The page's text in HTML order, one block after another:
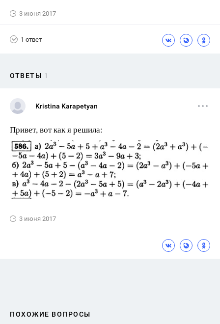
3 июня 2017
1 ответ
ОТВЕТЫ 1
Kristina Karapetyan
Привет, вот как я решила:
3 июня 2017
ПОХОЖИЕ ВОПРОСЫ